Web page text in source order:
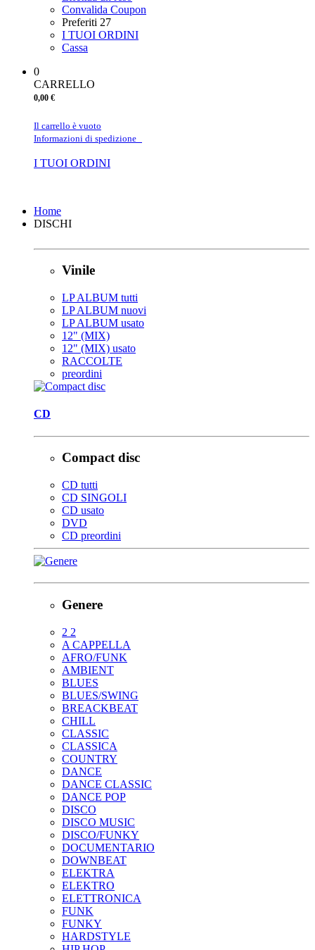
Convalida Coupon
Preferiti 27
I TUOI ORDINI
Cassa
0
CARRELLO
0,00 €
Il carrello è vuoto
Informazioni di spedizione
I TUOI ORDINI
Home
DISCHI
Vinile
LP ALBUM tutti
LP ALBUM nuovi
LP ALBUM usato
12" (MIX)
12" (MIX) usato
RACCOLTE
preordini
CD
Compact disc
CD tutti
CD SINGOLI
CD usato
DVD
CD preordini
Genere
2 2
A CAPPELLA
AFRO/FUNK
AMBIENT
BLUES
BLUES/SWING
BREACKBEAT
CHILL
CLASSIC
CLASSICA
COUNTRY
DANCE
DANCE CLASSIC
DANCE POP
DISCO
DISCO MUSIC
DISCO/FUNKY
DOCUMENTARIO
DOWNBEAT
ELEKTRA
ELEKTRO
ELETTRONICA
FUNK
FUNKY
HARDSTYLE